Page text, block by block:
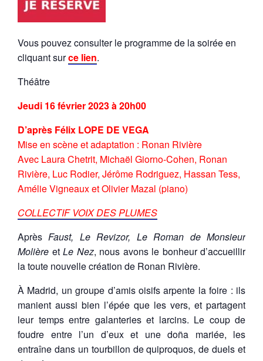
Vous pouvez consulter le programme de la soirée en
cliquant surce lien.
Théâtre
Jeudi 16 février 2023 à 20h00
D’après Félix LOPE DE VEGA
Mise en scène et adaptation : Ronan Rivière
Avec Laura Chetrit, Michaël Giorno-Cohen, Ronan
Rivière, Luc Rodier, Jérôme Rodriguez, Hassan Tess,
Amélie Vigneaux et Olivier Mazal (piano)
COLLECTIF VOIX DES PLUMES
AprèsFaust, Le Revizor, Le Roman de Monsieur
Molière et Le Nez, nous avons le bonheur d’accueillir
la toute nouvelle création de Ronan Rivière.
À Madrid, un groupe d’amis oisifs arpente la foire : ils
manient aussi bien l’épée que les vers, et partagent
leur temps entre galanteries et larcins. Le coup de
foudre entre l’un d’eux et une doña mariée, les
entraîne dans un tourbillon de quiproquos, de duels et